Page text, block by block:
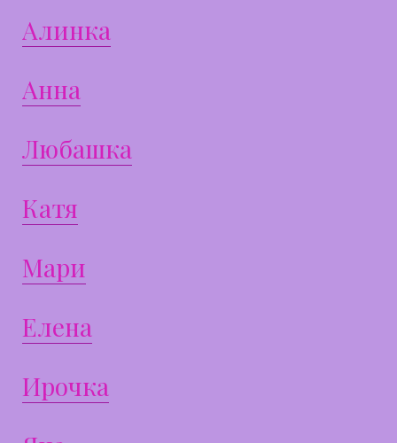
Алинка
Анна
Любашка
Катя
Мари
Елена
Ирочка